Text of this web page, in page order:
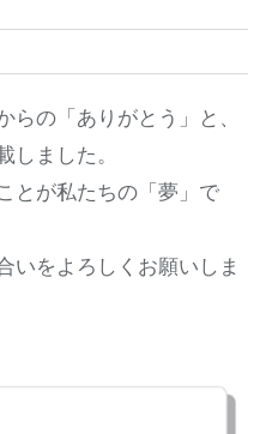
らの「ありがとう」と、
しました。
とが私たちの「夢」で
いをよろしくお願いしま